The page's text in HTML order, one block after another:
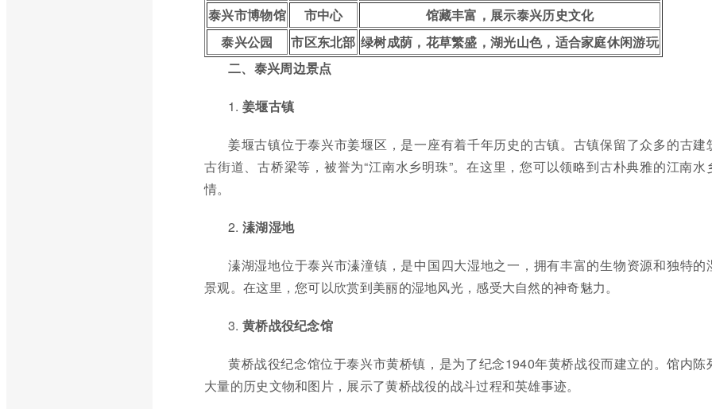
泰兴市博物馆
市中心
馆藏丰富，展示泰兴历史文化
泰兴公园
市区东北部 绿树成荫，花草繁盛，湖光山色，适合家庭休闲游玩
二、泰兴周边景点
1. 姜堰古镇
姜堰古镇位于泰兴市姜堰区，是一座有着千年历史的古镇。古镇保留了众多的古建
古街道、古桥梁等，被誉为“江南水乡明珠”。在这里，您可以领略到古朴典雅的江南水
情。
2. 溱湖湿地
溱湖湿地位于泰兴市溱潼镇，是中国四大湿地之一，拥有丰富的生物资源和独特的
景观。在这里，您可以欣赏到美丽的湿地风光，感受大自然的神奇魅力。
3. 黄桥战役纪念馆
黄桥战役纪念馆位于泰兴市黄桥镇，是为了纪念1940年黄桥战役而建立的。馆内陈
大量的历史文物和图片，展示了黄桥战役的战斗过程和英雄事迹。